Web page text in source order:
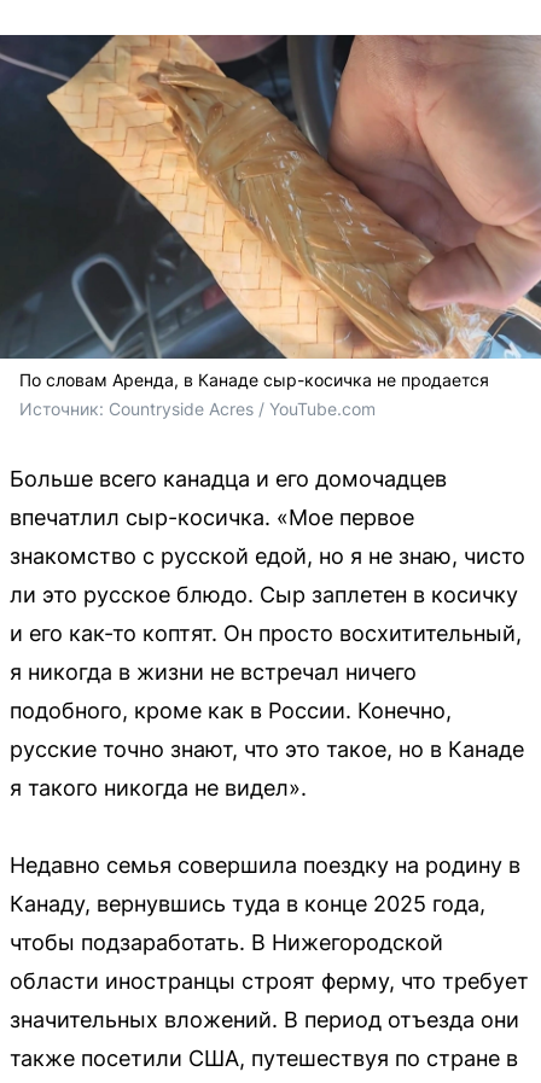
По словам Аренда, в Канаде сыр-косичка не продается
Источник: Countryside Acres / YouTube.com
Больше всего канадца и его домочадцев
впечатлил сыр-косичка. «Мое первое
знакомство с русской едой, но я не знаю, чисто
ли это русское блюдо. Сыр заплетен в косичку
и его как-то коптят. Он просто восхитительный,
я никогда в жизни не встречал ничего
подобного, кроме как в России. Конечно,
русские точно знают, что это такое, но в Канаде
я такого никогда не видел».
Недавно семья совершила поездку на родину в
Канаду, вернувшись туда в конце 2025 года,
чтобы подзаработать. В Нижегородской
области иностранцы строят ферму, что требует
значительных вложений. В период отъезда они
также посетили США, путешествуя по стране в